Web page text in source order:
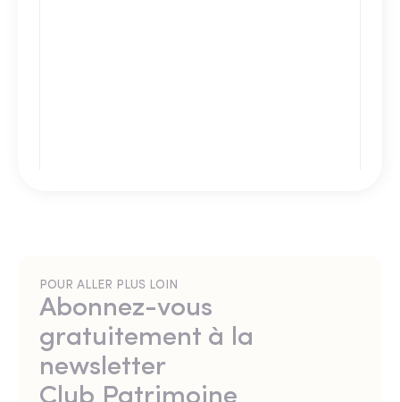
POUR ALLER PLUS LOIN
Abonnez-vous
gratuitement à la
newsletter